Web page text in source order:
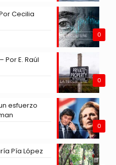
0
Cecilia
0
E. Raúl
0
esfuerzo
Pía López